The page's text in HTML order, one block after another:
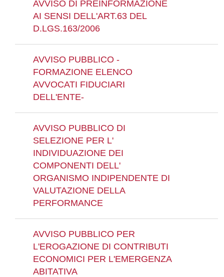
AVVISO DI PREINFORMAZIONE
AI SENSI DELL'ART.63 DEL
D.LGS.163/2006
AVVISO PUBBLICO -
FORMAZIONE ELENCO
AVVOCATI FIDUCIARI
DELL'ENTE-
AVVISO PUBBLICO DI
SELEZIONE PER L'
INDIVIDUAZIONE DEI
COMPONENTI DELL'
ORGANISMO INDIPENDENTE DI
VALUTAZIONE DELLA
PERFORMANCE
AVVISO PUBBLICO PER
L'EROGAZIONE DI CONTRIBUTI
ECONOMICI PER L'EMERGENZA
ABITATIVA